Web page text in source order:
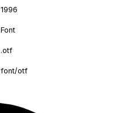
1996
Font
.otf
font/otf